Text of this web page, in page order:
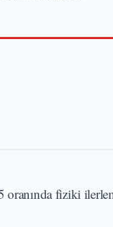
oranında fiziki